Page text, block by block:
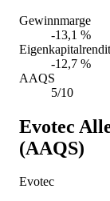
Gewinnmarge
-13,1 %
-12,7 %
AAQS
5/10
Evotec
(AAQS)
Evotec